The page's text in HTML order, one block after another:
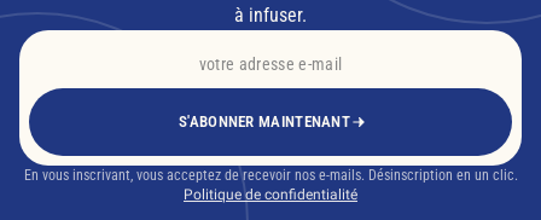
à infuser.
S'ABONNER MAINTENANT
En vous inscrivant, vous acceptez de recevoir nos e-mails. Désinscription en un clic.
Politique de confidentialité